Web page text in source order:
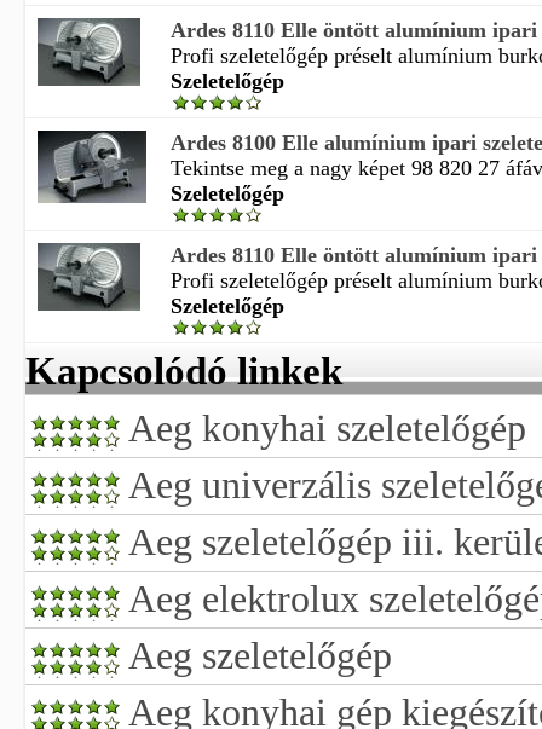
Ardes 8110 Elle öntött alumínium ipari
Profi szeletelőgép préselt alumínium
Szeletelőgép
Ardes 8100 Elle alumínium ipari
Tekintse meg a nagy képet 98 820 27
Szeletelőgép
Ardes 8110 Elle öntött alumínium ipari
Profi szeletelőgép préselt alumínium
Szeletelőgép
Kapcsolódó linkek
Aeg konyhai szeletelőgép
Aeg univerzális
Aeg szeletelőgép iii.
Aeg elektrolux
Aeg szeletelőgép
Aeg konyhai gép